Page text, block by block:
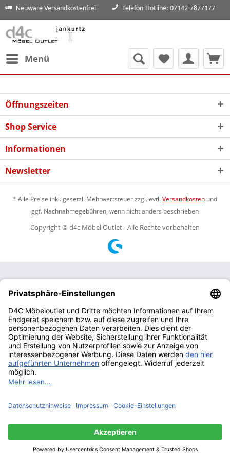
Neuware Versandkostenfrei Telefon-Hotline: 07142-7877177
Menü
Öffnungszeiten
Shop Service
Informationen
Newsletter
* Alle Preise inkl. gesetzl. Mehrwertsteuer zzgl. evtl.Versandkosten und
ggf. Nachnahmegebühren, wenn nicht anders beschrieben
Copyright © d4c Möbel Outlet - Alle Rechte vorbehalten
Diese Website benutzt Cookies, die für den technischen Betrieb
der Website erforderlich sind und stets gesetzt werden.
Andere Cookies, die den Komfort bei Benutzung dieser Website
erhöhen, der Direktwerbung dienen oder die Interaktion mit
sollen, werden nur mit Ihrer Zustimmung gesetzt.
Ablehnen Alle akzeptieren Konfigurieren